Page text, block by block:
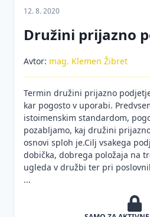
12. 8. 2020
Družini prijazno
Avtor: mag. Klemen Žibret
Termin družini prijazno
kar pogosto v uporabi.
istoimenskim standardom,
pozabljamo, kaj družini
osnovi sploh je.Cilj vsakega
dobička, dobrega položaja na
ugleda v družbi ter pri
...